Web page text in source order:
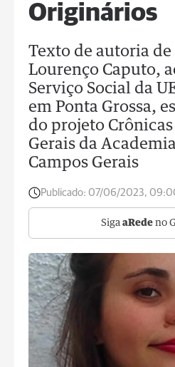
Originários
Texto de autoria de
Lourenço Caputo,
Serviço Social da
em Ponta Grossa,
do projeto
Gerais da
Campos Gerais
Publicado: 07/06/2023,
Siga aRede no